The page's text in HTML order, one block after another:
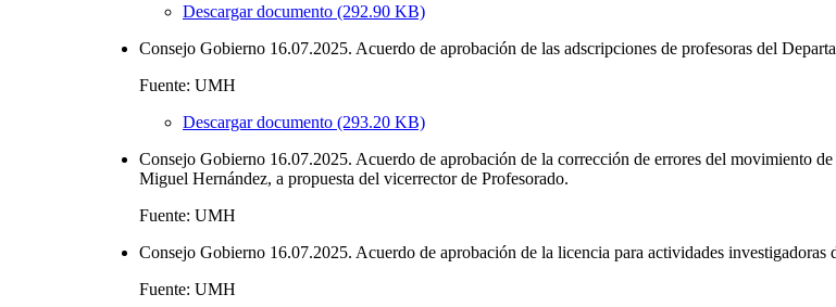
Descargar documento (292.90 KB)
Consejo Gobierno 16.07.2025. Acuerdo de aprobación de las adscripciones de profesoras del
Fuente: UMH
Descargar documento (293.20 KB)
Consejo Gobierno 16.07.2025. Acuerdo de aprobación de la corrección de errores del movimiento
Miguel Hernández, a propuesta del vicerrector de Profesorado.
Fuente: UMH
Consejo Gobierno 16.07.2025. Acuerdo de aprobación de la licencia para actividades
Fuente: UMH